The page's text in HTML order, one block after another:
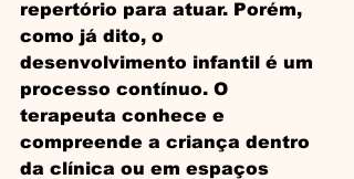
repertório para atuar. Porém,
como já dito, o
desenvolvimento infantil é um
processo contínuo. O
terapeuta conhece e
compreende a criança dentro
da clínica ou em espaços